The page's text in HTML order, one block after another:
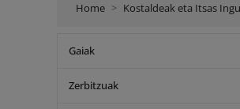
Home Kostaldeak eta Itsas
Gaiak
Zerbitzuak